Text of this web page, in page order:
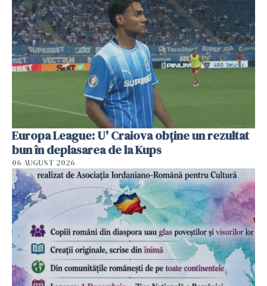
Europa League: U' Craiova obține un rezultat
bun în deplasarea de la Kups
06 AUGUST 2026